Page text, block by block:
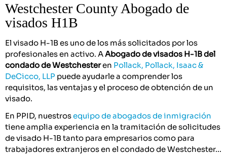
Westchester County Abogado de
visados H1B
El visado H-1B es uno de los más solicitados por los
profesionales en activo. AAbogado de visados H-1B del
condado de Westchesteren Pollack, Pollack, Isaac &
DeCicco, LLP puede ayudarle a comprender los
requisitos, las ventajas y el proceso de obtención de un
visado.
En PPID, nuestrosequipo de abogados de inmigración
tiene amplia experiencia en la tramitación de solicitudes
de visado H-1B tanto para empresarios como para
trabajadores extranjeros en el condado de Westchester...